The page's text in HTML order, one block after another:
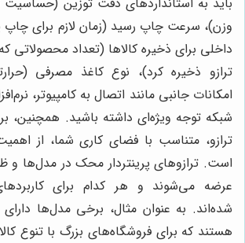
وزن)، سرعت چاپ رسید (زمان لازم برای چاپ
داخلی برای ذخیره کالاها (تعداد محصولاتی
ترازو ذخیره کرد)، نوع کاغذ مصرفی
امکانات جانبی مانند اتصال به کامپیوتر،
شبکه توجه ویژه‌ای داشته باشید. همچنین،
ترازو، متناسب با فضای کاری شما، از
است. ترازوهای پرینتردار محک در مدل‌ها
عرضه می‌شوند و هر کدام برای
شده‌اند. به عنوان مثال، برخی مدل‌ها
هستند که برای فروشگاه‌های بزرگ با تنوع